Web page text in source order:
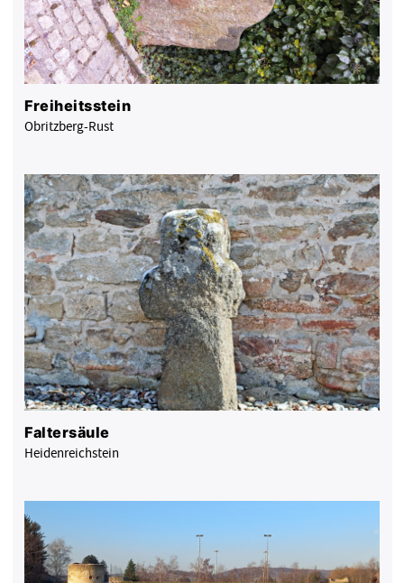
Freiheitsstein
Obritzberg-Rust
Faltersäule
Heidenreichstein